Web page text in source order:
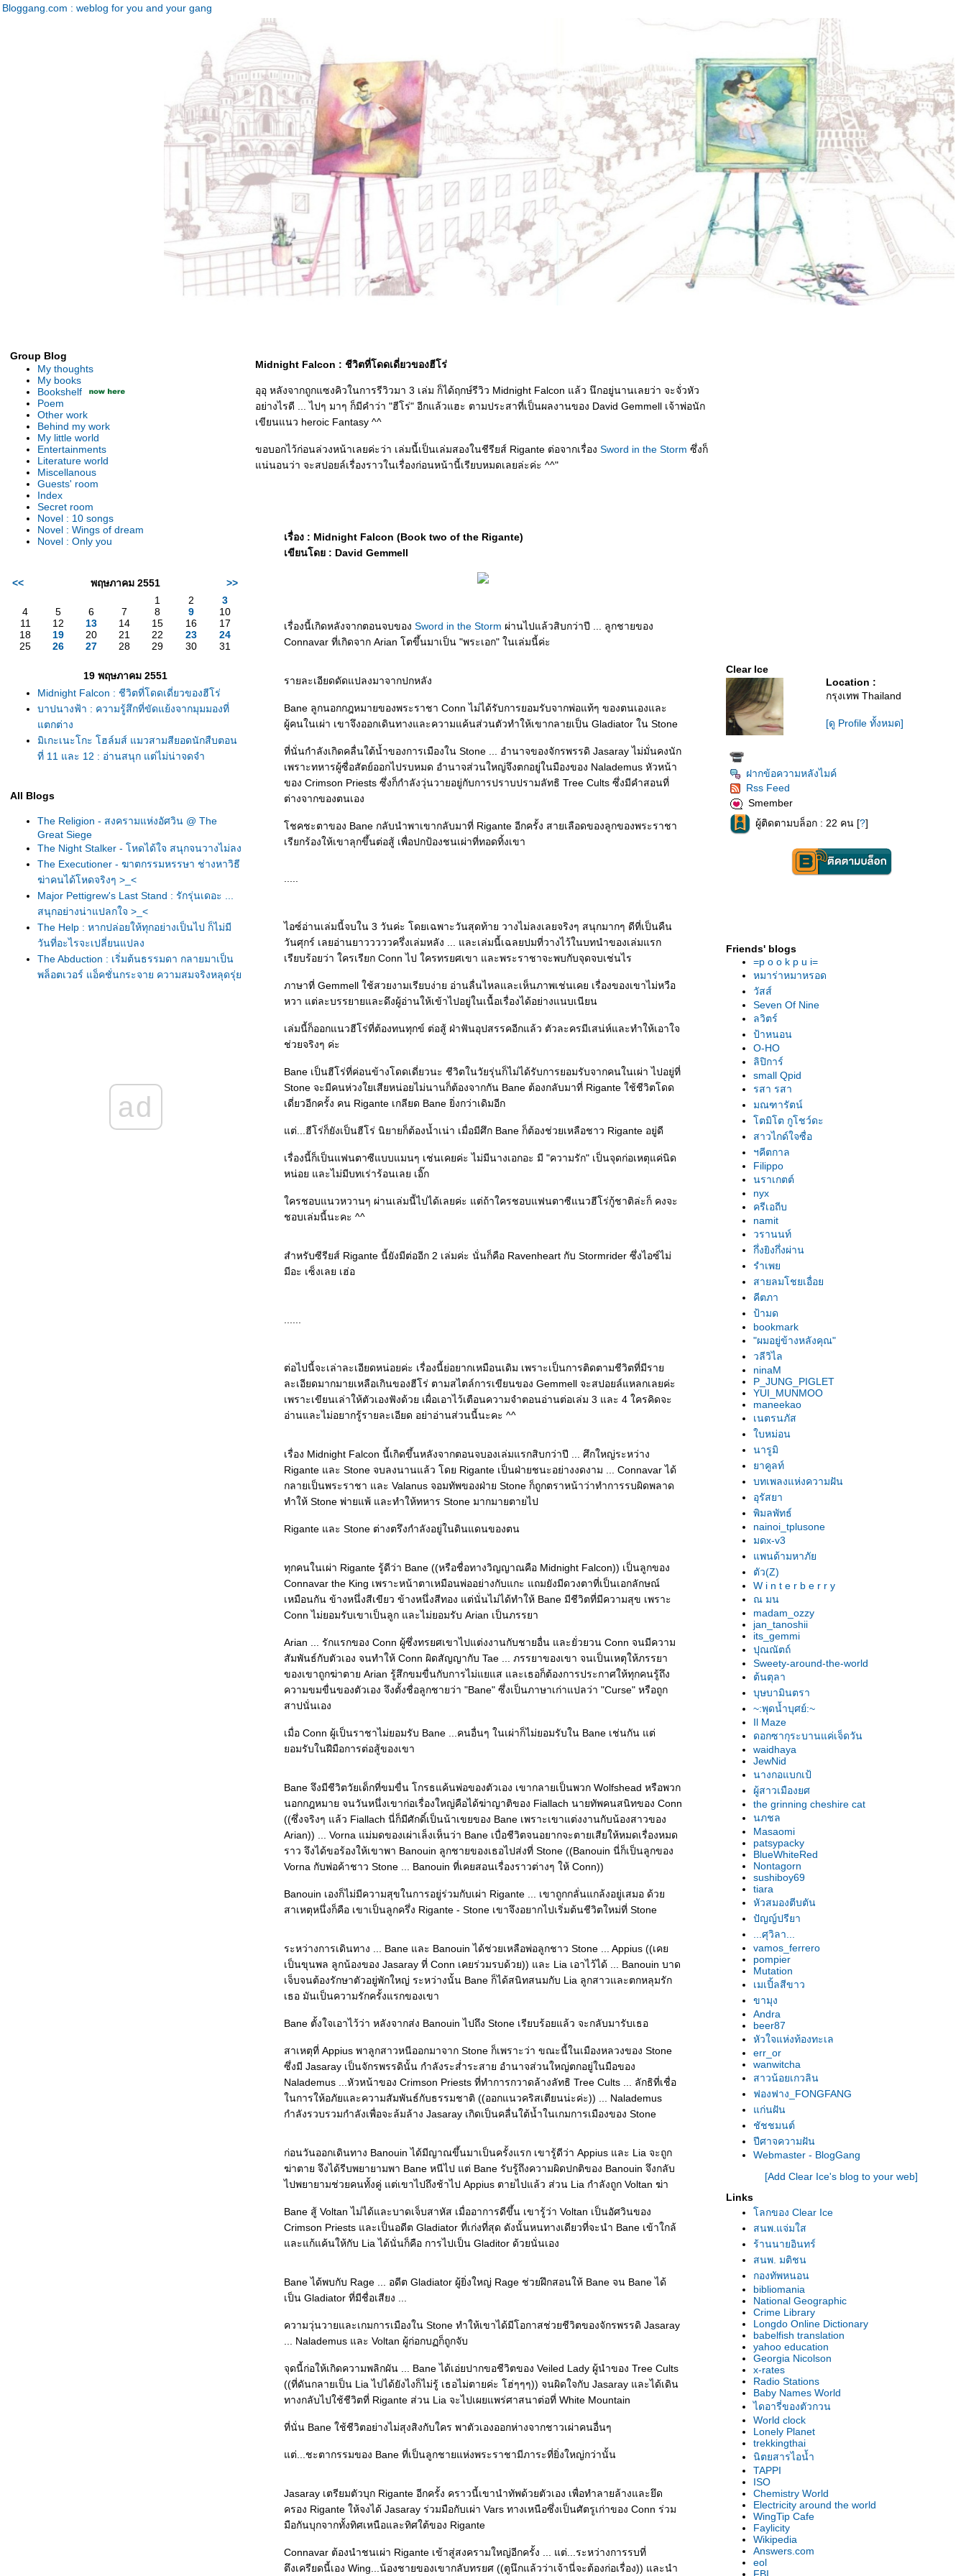
Bloggang.com : weblog for you and your gang
Group Blog
My thoughts
My books
Bookshelf
Poem
Other work
Behind my work
My little world
Entertainments
Literature world
Miscellanous
Guests' room
Index
Secret room
Novel : 10 songs
Novel : Wings of dream
Novel : Only you
<< พฤษภาคม 2551
>>
1
2
3
4
5 6 7 8 9
10
11
12 13 14 15 16
17
18
19 20 21 22 23
24
25
26 27 28 29 30 31
19 พฤษภาคม 2551
Midnight Falcon : ชีวิตที่โดดเดี่ยวของฮีโร่
บาปนางฟ้า : ความรู้สึกที่ขัดแย้งจากมุมมองที่
ตกต่าง
มิเกะเนะโกะ โฮล์มส์ แมวสามสียอดนักสืบตอน
ที่ 11 และ 12 : อ่านสนุก แต่ไม่น่าจดจำ
All Blogs
The Religion - สงครามแห่งอัศวิน @ The
Great Siege
The Night Stalker - โหดได้ใจ สนุกจนวางไม่ลง
The Executioner - ฆาตกรรมหรรษา ช่างหาวิธี
ฆ่าคนได้โหดจริงๆ >_<
Major Pettigrew's Last Stand : รักรุ่นเดอะ ...
สนุกอย่างน่าแปลกใจ >_<
The Help : หากปล่อยให้ทุกอย่างเป็นไป ก็ไม่มี
วันที่อะไรจะเปลี่ยนแปลง
The Abduction : เริ่มต้นธรรมดา กลายมาเป็น
พล็อตเวอร์ แอ็คชั่นกระจาย ความสมจริงหลุดรุ่
"ศานตาราม" ก็มีทุกสีใน spectrum เลยทีเดียว -
Old City Hall : ทั้งๆ ที่คดีไม่มีอะไรแท้ๆ ก็เขียน
ad
Midnight Falcon : ชีวิตที่โดดเดี่ยวของฮีโร่
อุอุ หลังจากถูกแซงคิวในการรีวิวมา 3 เล่ม ก็ได้ฤกษ์รีวิว Midnight Falcon แล้ว นึกอยู่นานเลยว่า จะจั่วหัว
อย่างไรดี ... ไปๆ มาๆ ก็มีคำว่า "ฮีโร่" อีกแล้วแฮะ ตามประสาที่เป็นผลงานของ David Gemmell เจ้าพ่อนัก
เขียนแนว heroic Fantasy ^^
ขอบอกไว้ก่อนล่วงหน้าเลยค่ะว่า เล่มนี้เป็นเล่มสองในชีรียส์ Rigante ต่อจากเรื่อง Sword in the Storm ซึ่งก็
น่นอนว่า จะสปอยล์เรื่องราวในเรื่องก่อนหน้านี้เรียบหมดเลยล่ะค่ะ ^^"
เรื่อง : Midnight Falcon (Book two of the Rigante)
เขียนโดย : David Gemmell
เรื่องนี้เกิดหลังจากตอนจบของ Sword in the Storm ผ่านไปแล้วสิบกว่าปี ... ลูกชายของ
Connavar ที่เกิดจาก Arian โตขึ้นมาเป็น "พระเอก" ในเล่มนี้ค่ะ
รายละเอียดดัดแปลงมาจากปกหลัง
Bane ลูกนอกกฎหมายของพระราชา Conn ไม่ได้รับการยอมรับจากพ่อแท้ๆ ของตนเองและ
ผู้คนในเผ่า เขาจึงออกเดินทางและความแค้นส่วนตัวทำให้เขากลายเป็น Gladiator ใน Stone
ที่นั่นกำลังเกิดคลื่นใต้น้ำของการเมืองใน Stone ... อำนาจของจักรพรรดิ Jasaray ไม่มั่นคงนัก
เพราะทหารผู้ซื่อสัตย์ออกไปรบหมด อำนาจส่วนใหญ่จึงตกอยู่ในมืองของ Nalademus หัวหน้า
ของ Crimson Priests ซึ่งก็กำลังวุ่นวายอยู่กับการปราบปรามลัทธิ Tree Cults ซึ่งมีคำสอนที่
ต่างจากของตนเอง
ชคชะตาของ Bane กลับนำพาเขากลับมาที่ Rigante อีกครั้ง สายเลือดของลูกของพระราชา
เรียกร้องให้เขาลุกขึ้นต่อสู้ เพื่อปกป้องชนเผ่าที่ทอดทิ้งเขา
ไอซ์อ่านเล่มนี้จบใน 3 วันค่ะ โดยเฉพาะวันสุดท้าย วางไม่ลงเลยจริงๆ สนุกมากๆ ดีที่เป็นคืน
วันศุกร์ เลยอ่านยาวววววครึ่งเล่มหลัง ... และเล่มนี้เฉลยปมที่วางไว้ในบทนำของเล่มแรก
เรียบร้อยว่า ใครเรียก Conn ไป ใครทรยศเขา และพระราชาจะพบกับจุดจบเช่นไร
ภาษาที่ Gemmell ใช้สวยงามเรียบง่าย อ่านลื่นไหลและเห็นภาพเช่นเคย เรื่องของเขาไม่หวือ
หวา แต่ละบรรยายและดึงผู้อ่านให้เข้าไปอยู่ในเนื้อเรื่องได้อย่างแนบเนียน
เล่มนี้ก็ออกแนวฮีโร่ที่ต้องทนทุกข์ ต่อสู้ ฝ่าฟันอุปสรรคอีกแล้ว ตัวละครมีเสน่ห์และทำให้เอาใจ
ช่วยจริงๆ ค่ะ
Bane เป็นฮีโร่ที่ค่อนข้างโดดเดี่ยวนะ ชีวิตในวัยรุ่นก็ไม่ได้รับการยอมรับจากคนในเผ่า ไปอยู่ที่
Stone จะมีคนห่วงใยเสียหน่อยไม่นานก็ต้องจากกัน Bane ต้องกลับมาที่ Rigante ใช้ชีวิตโดด
เดี่ยวอีกครั้ง คน Rigante เกลียด Bane ยิ่งกว่าเดิมอีก
ต่...ฮีโร่ก็ยังเป็นฮีโร่ นิยายก็ต้องน้ำเน่า เมื่อมีศึก Bane ก็ต้องช่วยเหลือชาว Rigante อยู่ดี
เรื่องนี้ก็เป็นแฟนตาซีแบบแมนๆ เช่นเคยค่ะ ไม่มีนางเอกอะ มี "ความรัก" เป็นจุดก่อเหตุแค่นิด
หน่อย และไม่มีบทเร่าร้อนเลย เอิ๊ก
ครชอบแนวหวานๆ ผ่านเล่มนี้ไปได้เลยค่ะ แต่ถ้าใครชอบแฟนตาซีแนวฮีโร่กู้ชาติล่ะก็ คงจะ
ชอบเล่มนี้นะคะ ^^
สำหรับซีรียส์ Rigante นี้ยังมีต่ออีก 2 เล่มค่ะ นั่นก็คือ Ravenheart กับ Stormrider ซึ่งไอซ์ไม่
มีอะ เซ็งเลย เฮ่อ
ต่อไปนี้จะเล่าละเอียดหน่อยค่ะ เรื่องนี้ย่อยากเหมือนเดิม เพราะเป็นการติดตามชีวิตที่มีรา
ละเอียดมากมายเหลือเกินของฮีโร่ ตามสไตล์การเขียนของ Gemmell จะสปอยล์แหลกเลยค่ะ
เพราะเขียนเล่าให้ตัวเองฟังด้วย เผื่อเอาไว้เตือนความจำตอนอ่านต่อเล่ม 3 และ 4 ใครคิดจะ
อ่านและไม่อยากรู้รายละเอียด อย่าอ่านส่วนนี้นะคะ ^^
เรื่อง Midnight Falcon นี้เกิดขึ้นหลังจากตอนจบองเล่มแรกสิบกว่าปี ... ศึกใหญ่ระหว่าง
Rigante และ Stone จบลงนานแล้ว โดย Rigante เป็นฝ่ายชนะอย่างงดงาม ... Connavar ได้
กลายเป็นพระราชา และ Valanus จอมทัพของฝ่าย Stone ก็ถูกตราหน้าว่าทำการรบผิดพลาด
ทำให้ Stone พ่ายแพ้ และทำให้ทหาร Stone มากมายตายไป
Rigante และ Stone ต่างตรึงกำลังอยู่ในดินแดนของตน
ทุกคนในเผ่า Rigante รู้ดีว่า Bane ((หรือชื่อทางวิญญาณคือ Midnight Falcon)) เป็นลูกของ
Connavar the King เพราะหน้าตาเหมือนพ่ออย่างกับแกะ แถมยังมีดวงตาที่เป็นเอกลักษณ์
เหมือนกัน ข้างหนึ่งสีเขียว ข้างหนึ่งสีทอง แต่นั่นไม่ได้ทำให้ Bane มีชีวิตที่มีความสุข เพราะ
Conn ไม่ยอมรับเขาเป็นลูก และไม่ยอมรับ Arian เป็นภรรยา
Arian ... รักแรกของ Conn ผู้ซึ่งทรยศเขาไปแต่งงานกับชายอื่น และยั่วยวน Conn จนมีความ
สัมพันธ์กับตัวเอง จนทำให้ Conn ผิดสัญญากับ Tae ... ภรรยาของเขา จนเป็นเหตุให้ภรรยา
ของเขาถูกฆ่าตาย Arian รู้สึกขมขื่นกับการไม่แยแส และเธอก็ต้องการประกาศให้ทุกคนรู้ถึง
ความขมขื่นของตัวเอง จึงตั้งชื่อลูกชายว่า "Bane" ซึ่งเป็นภาษาเก่าแปลว่า "Curse" หรือถูก
สาปนั่นเอง
เมื่อ Conn ผู้เป็นราชาไม่ยอมรับ Bane ...คนอื่นๆ ในเผ่าก็ไม่ยอมรับใน Bane เช่นกัน แต่
อมรับในฝีมือการต่อสู้ของเขา
Bane จึงมีชีวิตวัยเด็กที่ขมขื่น โกรธแค้นพ่อของตัวเอง เขากลายเป็นพวก Wolfshead หรือพวก
นอกกฎหมาย จนวันหนึ่งเขาก่อเรื่องใหญ่คือได้ฆ่าญาติของ Fiallach นายทัพคนสนิทของ Conn
((ซึ่งจริงๆ แล้ว Fiallach นี่ก็มีศักดิ์เป็นน้าเขยของ Bane เพราะเขาแต่งงานกับน้องสาวของ
Arian)) ... Vorna แม่มดของเผ่าเล็งเห็นว่า Bane เบื่อชีวิตจนอยากจะตายเสียให้หมดเรื่องหมด
ราว จึงได้ขอร้องให้เขาพา Banouin ลูกชายของเธอไปส่งที่ Stone ((Banouin นี่ก็เป็นลูกของ
Vorna กับพ่อค้าชาว Stone ... Banouin ที่เคยสอนเรื่องราวต่างๆ ให้ Conn))
Banouin เองก็ไม่มีความสุขในการอยู่ร่วมกับเผ่า Rigante ... เขาถูกกลั่นแกล้งอยู่เสมอ ด้ว
สาเหตุหนึ่งก็คือ เขาเป็นลูกครึ่ง Rigante - Stone เขาจึงอยากไปเริ่มต้นชีวิตใหม่ที่ Stone
ระหว่างการเดินทาง ... Bane และ Banouin ได้ช่วยเหลือพ่อลูกชาว Stone ... Appius ((เค
เป็นขุนพล ลูกน้องของ Jasaray ที่ Conn เคยร่วมรบด้วย)) และ Lia เอาไว้ได้ ... Banouin บาด
เจ็บจนต้องรักษาตัวอยู่พักใหญ่ ระหว่างนั้น Bane ก็ได้สนิทสนมกับ Lia ลูกสาวและตกหลุมรัก
เธอ มันเป็นความรักครั้งแรกของเขา
Bane ตั้งใจเอาไว้ว่า หลังจากส่ง Banouin ไปถึง Stone เรียบร้อยแล้ว จะกลับมารับเธอ
สาเหตุที่ Appius พาลูกสาวหนีออกมาจาก Stone ก็เพราะว่า ขณะนี้ในเมืองหลวงของ Stone
ซึ่งมี Jasaray เป็นจักรพรรดินั้น กำลังระส่ำระสาย อำนาจส่วนใหญ่ตกอยู่ในมือของ
Nalademus ...หัวหน้าของ Crimson Priests ที่ทำการกวาดล้างลัทธิ Tree Cults ... ลักธิที่เชื่อ
นการให้อภัยและความสัมพันธ์กับธรรมชาติ ((ออกแนวคริสเตียนน่ะค่ะ)) ... Nalademus
กำลังรวบรวมกำลังเพื่อจะล้มล้าง Jasaray เกิดเป็นคลื่นใต้น้ำในเกมการเมืองของ Stone
ก่อนวันออกเดินทาง Banouin ได้มีญาณขึ้นมาเป็นครั้งแรก เขารู้ดีว่า Appius และ Lia จะถูก
ฆ่าตาย จึงได้รีบพยายามพา Bane หนีไป แต่ Bane รับรู้ถึงความผิดปกติของ Banouin จึงกลับ
ไปพยายามช่วยคนทั้งคู่ แต่เขาไปถึงช้าไป Appius ตายไปแล้ว ส่วน Lia กำลังถูก Voltan ฆ่า
Bane สู้ Voltan ไม่ได้และบาดเจ็บสาหัส เมื่ออาการดีขึ้น เขารู้ว่า Voltan เป็นอัศวินของ
Crimson Priests และเป็นอดีต Gladiator ที่เก่งที่สุด ดังนั้นหนทางเดียวที่จะนำ Bane เข้าใกล้
ละแก้แค้นให้กับ Lia ได้นั่นก็คือ การไปเป็น Gladitor ด้วยนั่นเอง
Bane ได้พบกับ Rage ... อดีต Gladiator ผู้ยิ่งใหญ่ Rage ช่วยฝึกสอนให้ Bane จน Bane ได้
เป็น Gladiator ที่มีชื่อเสียง ...
ความวุ่นวายและเกมการเมืองใน Stone ทำให้เขาได้มีโอกาสช่วยชีวิตของจักรพรรดิ Jasaray
... Nalademus และ Voltan ผู้ก่อกบฏก็ถูกจับ
จุดนี้ก่อให้เกิดความพลิกผัน ... Bane ได้เอ่ยปากขอชีวิตของ Veiled Lady ผู้นำของ Tree Cults
((ที่ดันกลายเป็น Lia ไปได้ยังไงก็ไม่รู้ เธอไม่ตายค่ะ โฮ่ๆๆๆ)) จนผิดใจกับ Jasaray และได้เดิน
ทางกลับไปใช้ชีวิตที่ Rigante ส่วน Lia จะไปเผยแพร่ศาสนาต่อที่ White Mountain
ที่นั่น Bane ใช้ชีวิตอย่างไม่สุงสิงกับใคร พาตัวเองออกห่างจากชาวเผ่าคนอื่นๆ
ต่...ชะตากรรมของ Bane ที่เป็นลูกชายแห่งพระราชามีภาระที่ยิ่งใหญ่กว่านั้น
Jasaray เตรียมตัวบุก Rigante อีกครั้ง คราวนี้เขานำทัพด้วยตัวเอง เพื่อทำลายล้างและยึด
ครอง Rigante ให้จงได้ Jasaray ร่วมมือกับเผ่า Vars ทางเหนือซึ่งเป็นศัตรูเก่าของ Conn ร่วม
มือกันบุกจากทั้งทิศเหนือและทิศใต้ของ Rigante
Connavar ต้องนำชนเผ่า Rigante เข้าสู่สงครามใหญ่อีกครั้ง ... แต่...ระหว่างการรบที่
ตึงเครียดนี้เอง Wing...น้องชายของเขากลับทรยศ ((ตูนึกแล้วว่าเจ้านี่จะต้องก่อเรื่อง)) และนำ
Clear Ice
Location :
กรุงเทพ Thailand
[ดู Profile ทั้งหมด]
ฝากข้อความหลังไมค์
Rss Feed
Smember
ผู้ติดตามบล็อก : 22 คน [?]
Friends' blogs
=p o o k p u i=
หมาร่าหมาหรอด
วัสส์
Seven Of Nine
ลวิตร์
ป้าหนอน
O-HO
ลิปิการ์
small Qpid
รสา รสา
มณฑารัตน์
ตมิโต กูโชว์ดะ
สาวไกด์ใจซื่อ
ฯคีตกาล
Filippo
นราเกตต์
nyx
ครีเอถีบ
namit
วรานนท์
กึ่งยิงกึ่งผ่าน
รำเพ
สายลมโชยเอื่อ
คีตภา
ป้ามด
bookmark
"ผมอยู่ข้างหลังคุณ"
วลีวิไล
ninaM
P_JUNG_PIGLET
YUI_MUNMOO
maneekao
เนตรนภัส
บหม่อน
นารูมิ
าคูลท์
บทเพลงแห่งความฝัน
อุรัสยา
พิมลพัทธ์
nainoi_tplusone
มดx-v3
พนด้ามหาภั
ตัว(Z)
W i n t e r b e r r y
ณ มน
madam_ozzy
jan_tanoshii
its_gemmi
ปุณณัตถ์
Sweety-around-the-world
ต้นตุลา
บุษบามินตรา
~:พุดน้ำบุศย์:~
Il Maze
ดอกซากุระบานแค่เจ็ดวัน
waidhaya
JewNid
นางกอแบกเป้
ผู้สาวเมืองยศ
the grinning cheshire cat
นภชล
Masaomi
patsypacky
BlueWhiteRed
Nontagorn
sushiboy69
tiara
หัวสมองตีบตัน
ปัญญ์ปรียา
...ศุวิลา...
vamos_ferrero
pompier
Mutation
เมเปิ้ลสีขาว
ขามุง
Andra
beer87
หัวใจแห่งท้องทะเล
err_or
wanwitcha
สาวน้อยเกวลิน
ฟองฟาง_FONGFANG
ก่นฝัน
ชัชชมนต์
ปีศาจความฝัน
Webmaster - BlogGang
[Add Clear Ice's blog to your web]
Links
ลกของ Clear Ice
สนพ.แจ่มใส
ร้านนายอินทร์
สนพ. มติชน
กองทัพหนอน
bibliomania
National Geographic
Crime Library
Longdo Online Dictionary
babelfish translation
yahoo education
Georgia Nicolson
x-rates
Radio Stations
Baby Names World
ไดอารี่ของตัวกวน
World clock
Lonely Planet
trekkingthai
นิตยสารไอน้ำ
TAPPI
ISO
Chemistry World
Electricity around the world
WingTip Cafe
Faylicity
Wikipedia
Answers.com
eol